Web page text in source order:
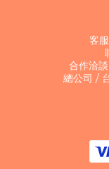
客
合作洽
總公司 /